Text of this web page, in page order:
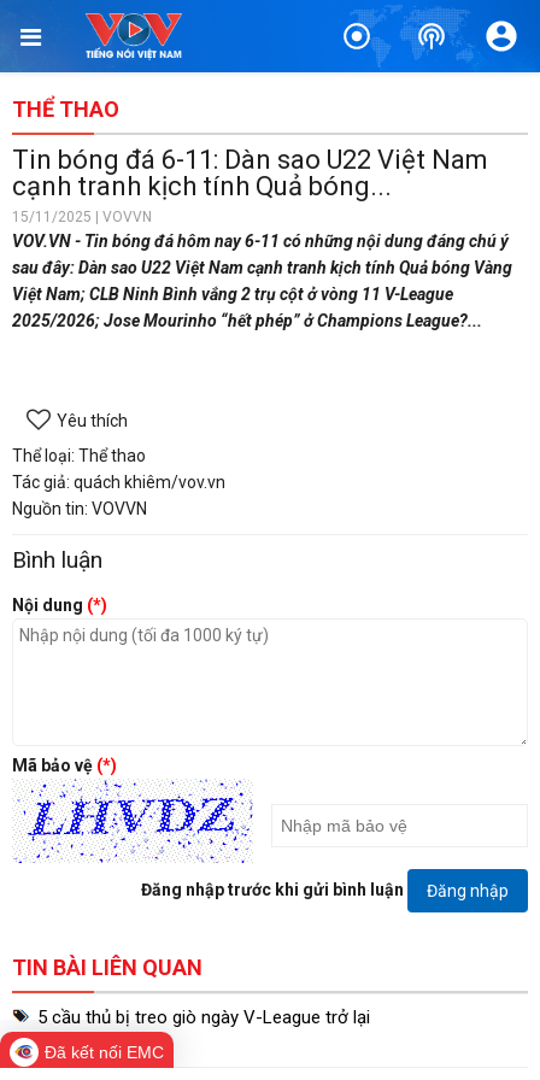
THỂ THAO
Tin bóng đá 6-11: Dàn sao U22 Việt Nam
cạnh tranh kịch tính Quả bóng...
15/11/2025 | VOVVN
VOV.VN - Tin bóng đá hôm nay 6-11 có những nội dung đáng chú ý
sau đây: Dàn sao U22 Việt Nam cạnh tranh kịch tính Quả bóng Vàng
Việt Nam; CLB Ninh Bình vắng 2 trụ cột ở vòng 11 V-League
2025/2026; Jose Mourinho “hết phép” ở Champions League?...
Yêu thích
Thể loại: Thể thao
Tác giả: quách khiêm/vov.vn
Nguồn tin: VOVVN
Bình luận
Nội dung (*)
Mã bảo vệ (*)
Đăng nhập trước khi gửi bình luận Đăng nhập
TIN BÀI LIÊN QUAN
5 cầu thủ bị treo giò ngày V-League trở lại
29/01/2026
Đã kết nối EMC